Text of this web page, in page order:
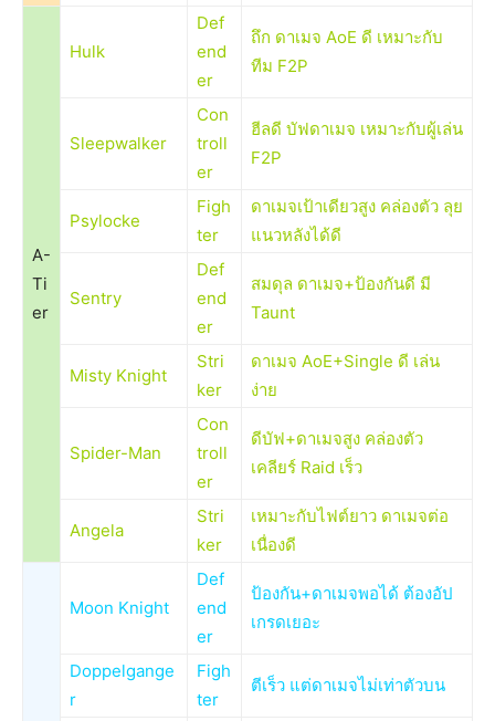
A-
Ti
er
Hulk
Def
end
er
ถึก ดาเมจ AoE ดี เหมาะกับ
ทีม F2P
Sleepwalker
Con
troll
er
ฮีลดี บัฟดาเมจ เหมาะกับผู้เล่น
F2P
Psylocke
Figh
ter
ดาเมจเป้าเดียวสูง คล่องตัว ลุย
แนวหลังได้ดี
Sentry
Def
end
er
สมดุล ดาเมจ+ป้องกันดี มี
Taunt
Misty Knight
Stri
ker
ดาเมจ AoE+Single ดี เล่น
ง่าย
Spider-Man
Con
troll
er
ดีบัฟ+ดาเมจสูง คล่องตัว
เคลียร์ Raid เร็ว
Angela
Stri
ker
เหมาะกับไฟต์ยาว ดาเมจต่อ
เนื่องดี
Moon Knight
Def
end
er
ป้องกัน+ดาเมจพอได้ ต้องอัป
เกรดเยอะ
Doppelgange
r
Figh
ter
ตีเร็ว แต่ดาเมจไม่เท่าตัวบน